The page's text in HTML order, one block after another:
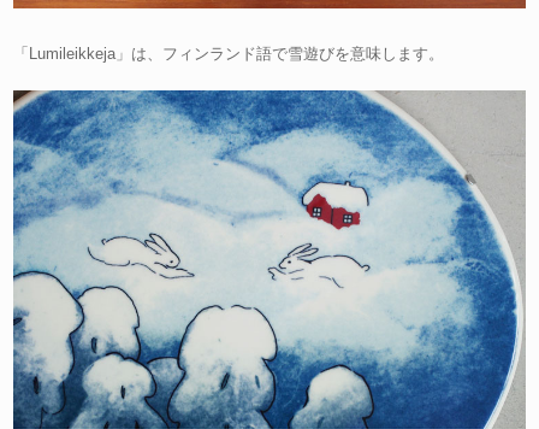
「Lumileikkeja」は、フィンランド語で雪遊びを意味します。